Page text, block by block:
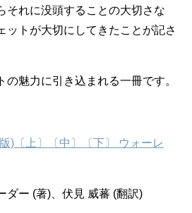
それに没頭することの大切さな
ットが大切にしてきたことが記さ
の魅力に引き込まれる一冊です。
)〔上〕〔中〕〔下〕 ウォーレ
ダー (著)、伏見 威蕃 (翻訳)